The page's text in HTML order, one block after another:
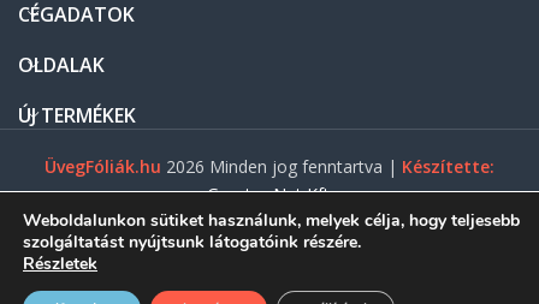
CÉGADATOK
OLDALAK
ÚJ TERMÉKEK
ÜvegFóliák.hu 2026 Minden jog fenntartva | Készítette:
Gasztro Net Kft.
Weboldalunkon sütiket használunk, melyek célja, hogy teljesebb
szolgáltatást nyújtsunk látogatóink részére.
Részletek